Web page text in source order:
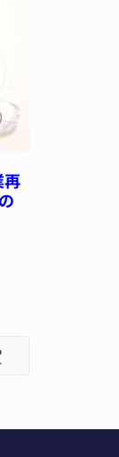
熊本地震の被